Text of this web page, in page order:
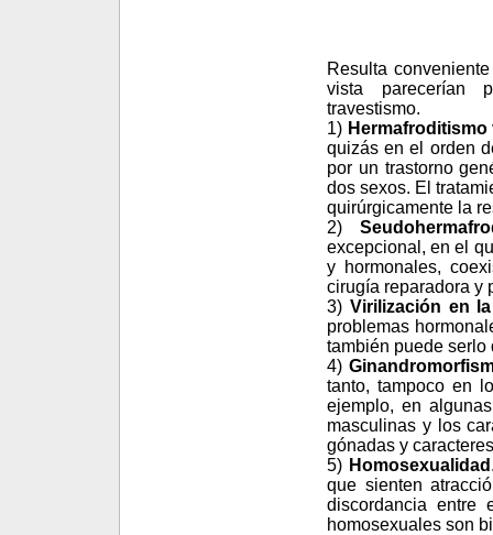
Resulta
vista parecerían
travestismo.
1)
quizás en el orden
por un trastorno
dos sexos. El
quirúrgicamente la
2)
excepcional, en el
y hormonales,
cirugía reparadora y
3) Virilización en
problemas
también puede serlo
4)
tanto, tampoco en
ejemplo, en
masculinas y los
gónadas y
5) Homosexualidad
que sienten
discordancia entre
homosexuales son